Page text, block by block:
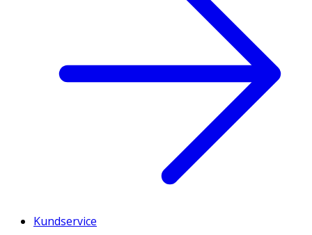
Kundservice